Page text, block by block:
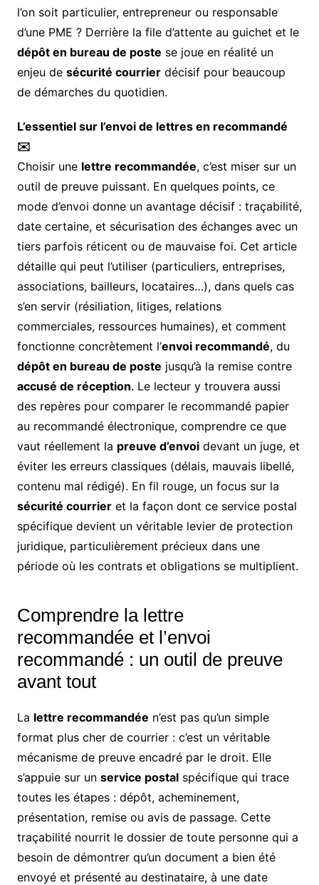
l’on soit particulier, entrepreneur ou responsable
d’une PME ? Derrière la file d’attente au guichet et le
dépôt en bureau de poste se joue en réalité un
enjeu de sécurité courrierdécisif pour beaucoup
de démarches du quotidien.
L’essentiel sur l’envoi de lettres en recommandé
✉️
Choisir une lettre recommandée, c’est miser sur un
outil de preuve puissant. En quelques points, ce
mode d’envoi donne un avantage décisif : traçabilité,
date certaine, et sécurisation des échanges avec un
tiers parfois réticent ou de mauvaise foi. Cet article
détaille qui peut l’utiliser (particuliers, entreprises,
associations, bailleurs, locataires…), dans quels cas
s’en servir (résiliation, litiges, relations
commerciales, ressources humaines), et comment
fonctionne concrètement l’envoi recommandé, du
dépôt en bureau de poste jusqu’à la remise contre
accusé de réception. Le lecteur y trouvera aussi
des repères pour comparer le recommandé papier
au recommandé électronique, comprendre ce que
vaut réellement la preuve d’envoidevant un juge, et
éviter les erreurs classiques (délais, mauvais libellé,
contenu mal rédigé). En fil rouge, un focus sur la
sécurité courrieret la façon dont ce service postal
spécifique devient un véritable levier de protection
juridique, particulièrement précieux dans une
période où les contrats et obligations se multiplient.
Comprendre la lettre
recommandée et l’envoi
recommandé : un outil de preuve
avant tout
La lettre recommandée n’est pas qu’un simple
format plus cher de courrier : c’est un véritable
mécanisme de preuve encadré par le droit. Elle
s’appuie sur un service postalspécifique qui trace
toutes les étapes : dépôt, acheminement,
présentation, remise ou avis de passage. Cette
traçabilité nourrit le dossier de toute personne qui a
besoin de démontrer qu’un document a bien été
envoyé et présenté au destinataire, à une date